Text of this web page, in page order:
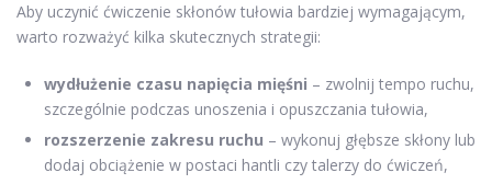
Aby uczynić ćwiczenie skłonów tułowia bardziej wymagającym,
warto rozważyć kilka skutecznych strategii:
wydłużenie czasu napięcia mięśni – zwolnij tempo ruchu,
szczególnie podczas unoszenia i opuszczania tułowia,
rozszerzenie zakresu ruchu – wykonuj głębsze skłony lub
dodaj obciążenie w postaci hantli czy talerzy do ćwiczeń,